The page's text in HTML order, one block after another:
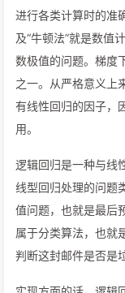
进行各类计算时的准
及“牛顿法”就是数值
数极值的问题。梯度
之一。从严格意义上
有线性回归的因子，
用。
逻辑回归是一种与线
线型回归处理的问题
值问题，也就是最后
属于分类算法，也就
判断这封邮件是否是